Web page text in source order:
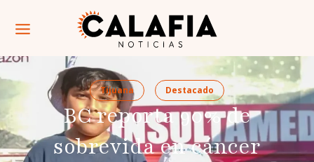
Tijuana Destacado
BC reporta 90% de
sobrevida en cáncer